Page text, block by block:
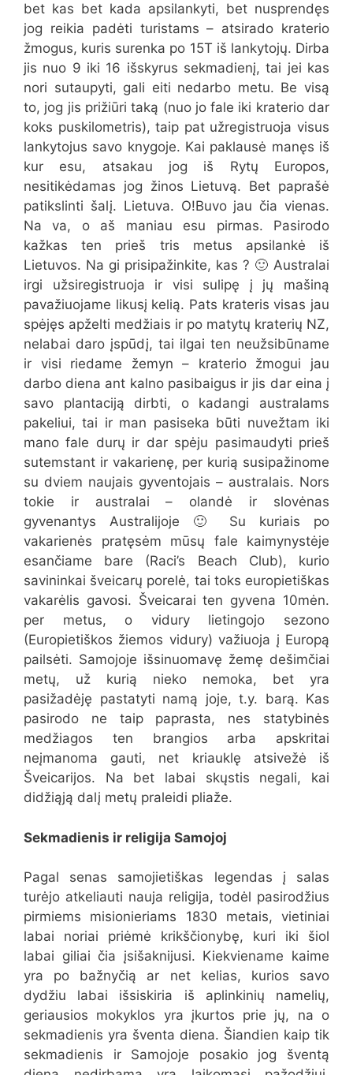
bet kas bet kada apsilankyti, bet nusprendęs
jog reikia padėti turistams – atsirado kraterio
žmogus, kuris surenka po 15T iš lankytojų. Dirba
jis nuo 9 iki 16 išskyrus sekmadienį, tai jei kas
nori sutaupyti, gali eiti nedarbo metu. Be visą
to, jog jis prižiūri taką (nuo jo fale iki kraterio dar
koks puskilometris), taip pat užregistruoja visus
lankytojus savo knygoje. Kai paklausė manęs iš
kur esu, atsakau jog iš Rytų Europos,
nesitikėdamas jog žinos Lietuvą. Bet paprašė
patikslinti šalį. Lietuva. O!Buvo jau čia vienas.
Na va, o aš maniau esu pirmas. Pasirodo
kažkas ten prieš tris metus apsilankė iš
Lietuvos. Na gi prisipažinkite, kas ? 🙂 Australai
irgi užsiregistruoja ir visi sulipę į jų mašiną
pavažiuojame likusį kelią. Pats krateris visas jau
spėjęs apželti medžiais ir po matytų kraterių NZ,
nelabai daro įspūdį, tai ilgai ten neužsibūname
ir visi riedame žemyn – kraterio žmogui jau
darbo diena ant kalno pasibaigus ir jis dar eina į
savo plantaciją dirbti, o kadangi australams
pakeliui, tai ir man pasiseka būti nuvežtam iki
mano fale durų ir dar spėju pasimaudyti prieš
sutemstant ir vakarienę, per kurią susipažinome
su dviem naujais gyventojais – australais. Nors
tokie ir australai – olandė ir slovėnas
gyvenantys Australijoje 🙂 Su kuriais po
vakarienės pratęsėm mūsų fale kaimynystėje
esančiame bare (Raci’s Beach Club), kurio
savininkai šveicarų porelė, tai toks europietiškas
vakarėlis gavosi. Šveicarai ten gyvena 10mėn.
per metus, o vidury lietingojo sezono
(Europietiškos žiemos vidury) važiuoja į Europą
pailsėti. Samojoje išsinuomavę žemę dešimčiai
metų, už kurią nieko nemoka, bet yra
pasižadėję pastatyti namą joje, t.y. barą. Kas
pasirodo ne taip paprasta, nes statybinės
medžiagos ten brangios arba apskritai
neįmanoma gauti, net kriauklę atsivežė iš
Šveicarijos. Na bet labai skųstis negali, kai
didžiąją dalį metų praleidi pliaže.
Sekmadienis ir religija Samojoj
Pagal senas samojietiškas legendas į salas
turėjo atkeliauti nauja religija, todėl pasirodžius
pirmiems misionieriams 1830 metais, vietiniai
labai noriai priėmė krikščionybę, kuri iki šiol
labai giliai čia įsišaknijusi. Kiekviename kaime
yra po bažnyčią ar net kelias, kurios savo
dydžiu labai išsiskiria iš aplinkinių namelių,
geriausios mokyklos yra įkurtos prie jų, na o
sekmadienis yra šventa diena. Šiandien kaip tik
sekmadienis ir Samojoje posakio jog šventą